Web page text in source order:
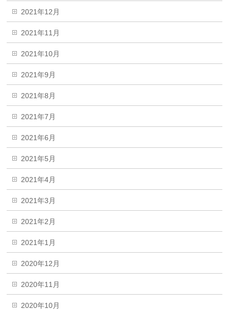
2021年12月
2021年11月
2021年10月
2021年9月
2021年8月
2021年7月
2021年6月
2021年5月
2021年4月
2021年3月
2021年2月
2021年1月
2020年12月
2020年11月
2020年10月